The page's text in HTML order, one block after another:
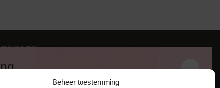
Beheer toestemming
RL Zwolle